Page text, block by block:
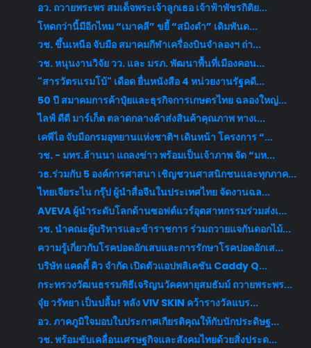
อว. ถวายพระพร สมเด็จพระเจ้าลูกเธอ เจ้าฟ้าพัชรกิติย...
โหดกว่านี้มีอีกไหม “เมาคลี” ขยี้ “สมิงดำ” เดิมพันด...
วช. ขึ้นเหนือ จับมือ สมาคมกีฬาเครื่องบินจำลองฯ ถ่า...
วช. หนุนงานวิจัย วว. และ มรภ. พัฒนาพื้นที่เมืองคอน...
"สารวัตรแรมโบ้" เดือด ยื่นหนังสือ 4 หน่วยงานรัฐคดี...
50 ปี สมาคมการค้าปุ๋ยและธุรกิจการเกษตรไทย ฉลองใหญ่...
ไลฟ์ ดีดี มาร์เก็ต ตลาดกลางค้าส่งสินค้าคุณภาพ ทางเ...
เคพีไอ จับมือกรมอุทยานแห่งชาติฯ เดินหน้า โครงการ “...
วช. - มทร.ล้านนา แถลงข่าว พร้อมเป็นเจ้าภาพ จัด “มห...
วธ.ร่วมกับ 5 องค์การศาสนา เชิญชวนศาสนิกชนและทุกภาค...
ไทยเจียระไน กรุ๊ป ผู้นำสื่อจีนในประเทศไทย จัดงานฉล...
AVEVA ผู้นำระดับโลกด้านซอฟต์แวร์อุตสาหกรรมร่วมส่งเ...
วช. นำคณะผู้บริหารและข้าราชการ ร่วมถวายแจกันดอกไม้...
ความรู้เกี่ยวกับโรคปอดอักเสบและการรักษาโรคปอดอักเส...
บริษัท แคดดี้ คิว จำกัด เปิดตัวแอปพลิเคชัน Caddy Q...
กระทรวงวัฒนธรรมพิธีเจริญนวัคคหายุสมธัมม์ ถวายพระพร...
จุ๋ย วรัทยา เป็นปลื้ม! หลัง VIV SKIN คว้ารางวัลแบร...
อว. ภาคภูมิใจมอบใบประกาศเกียรติคุณให้กับนักประดิษฐ...
วช. พร้อมขับเคลื่อนเศรษฐกิจและสังคมไทยด้วยสิ่งประด...